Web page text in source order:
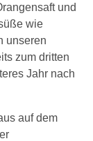
und
wie
unseren
zum dritten
Jahr nach
auf dem